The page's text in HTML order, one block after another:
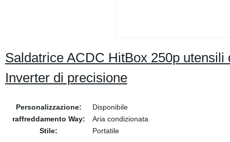
Saldatrice ACDC HitBox 250p
Inverter di precisione
Personalizzazione:
Disponibile
raffreddamento Way:
Aria condizionata
Stile:
Portatile